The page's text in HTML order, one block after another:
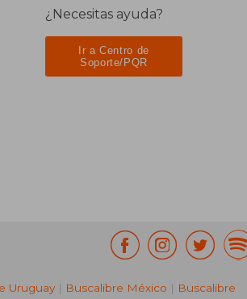
¿Necesitas ayuda?
Ir a Centro de
Soporte/PQR
Uruguay | Buscalibre México | Buscalibre